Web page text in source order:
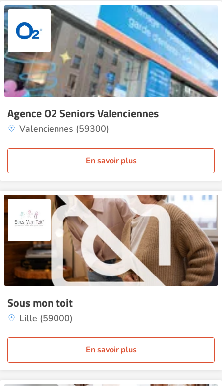
Agence O2 Seniors Valenciennes
Valenciennes (59300)
En savoir plus
Sous mon toit
Lille (59000)
En savoir plus